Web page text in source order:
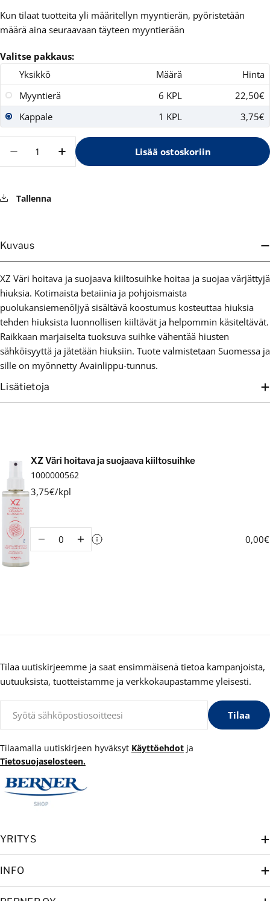
Kun tilaat tuotteita yli määritellyn myyntierän, pyöristetään
määrä aina seuraavaan täyteen myyntierään
Valitse pakkaus:
Yksikkö
Määrä
Hinta
Myyntierä
6 KPL
22,50€
Kappale
1 KPL 3,75€
Vähennä määrää tuotteelle XZ Väri hoitava
Lisää määrää tuotteelle XZ Väri
Lisää ostoskoriin
Tallenna
Kuvaus
XZ Väri hoitava ja suojaava kiiltosuihke hoitaa ja suojaa värjättyjä
hiuksia. Kotimaista betaiinia ja pohjoismaista
puolukansiemenöljyä sisältävä koostumus kosteuttaa hiuksia
tehden hiuksista luonnollisen kiiltävät ja helpommin käsiteltävät.
Raikkaan marjaiselta tuoksuva suihke vähentää hiusten
sähköisyyttä ja jätetään hiuksiin. Tuote valmistetaan Suomessa ja
sille on myönnetty Avainlippu-tunnus.
Lisätietoja
OstoskoriXZ Väri hoitava ja suojaava kiiltosuihke
1000000562
3,75€/kpl
0,00€
YRITYS
INFO
Tilaa uutiskirjeemme ja saat ensimmäisenä tietoa kampanjoista,
uutuuksista, tuotteistamme ja verkkokaupastamme yleisesti.
Tilaa
Tilaamalla uutiskirjeen hyväksyt Käyttöehdot ja
Tietosuojaselosteen.